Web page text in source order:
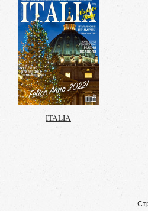
ITALIA